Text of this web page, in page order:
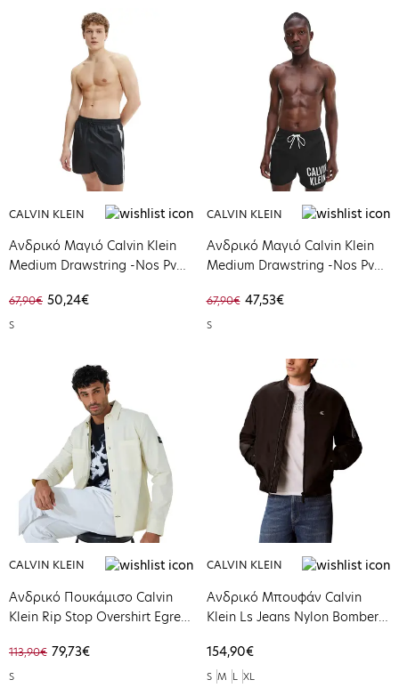
CALVIN KLEIN
Ανδρικό Μαγιό Calvin Klein
Medium Drawstring -Nos Pvh
67,90€ 50,24€
S
CALVIN KLEIN
Ανδρικό Μαγιό Calvin Klein
Medium Drawstring -Nos Pvh
67,90€ 47,53€
S
CALVIN KLEIN
Ανδρικό Πουκάμισο Calvin
Klein Rip Stop Overshirt Egret
113,90€ 79,73€
S
CALVIN KLEIN
Ανδρικό Μπουφάν Calvin
Klein Ls Jeans Nylon Bomber
154,90€
S M L XL